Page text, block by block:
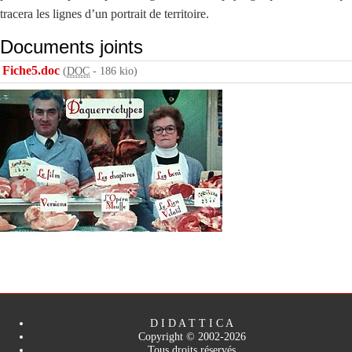
tracera les lignes d’un portrait de territoire.
Documents joints
Fiche5.doc (DOC - 186 kio)
D I D A T T I C A
Copyright © 2002-2026